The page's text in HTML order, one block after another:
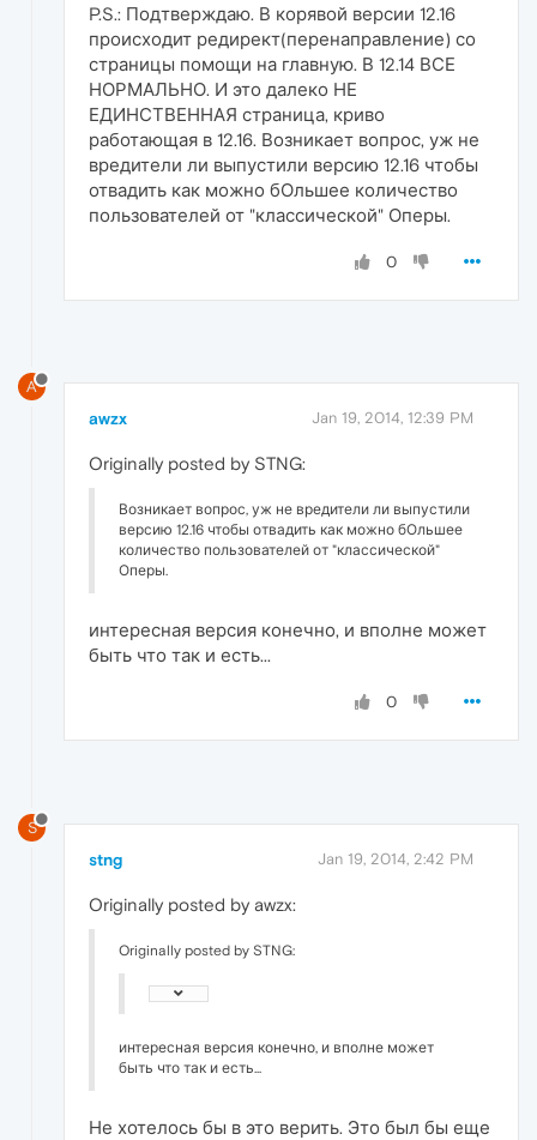
P.S.: Подтверждаю. В корявой версии 12.16
происходит редирект(перенаправление) со
страницы помощи на главную. В 12.14 ВСЕ
НОРМАЛЬНО. И это далеко НЕ
ЕДИНСТВЕННАЯ страница, криво
работающая в 12.16. Возникает вопрос, уж не
вредители ли выпустили версию 12.16 чтобы
отвадить как можно бОльшее количество
пользователей от "классической" Оперы.
0
A
awzx Jan 19, 2014, 12:39 PM
Originally posted by STNG:
Возникает вопрос, уж не вредители ли выпустили
версию 12.16 чтобы отвадить как можно бОльшее
количество пользователей от "классической"
Оперы.
интересная версия конечно, и вполне может
быть что так и есть...
0
S
stng Jan 19, 2014, 2:42 PM
Originally posted by awzx:
Originally posted by STNG:
интересная версия конечно, и вполне может
быть что так и есть...
Не хотелось бы в это верить. Это был бы еще